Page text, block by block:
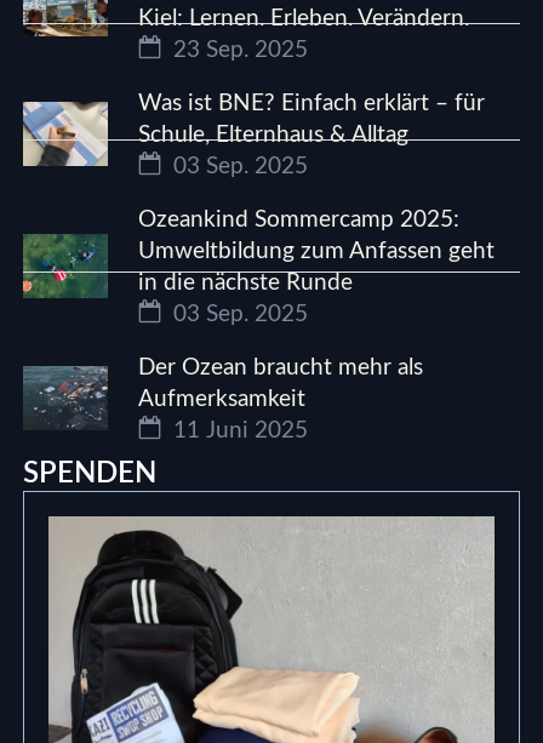
Kiel: Lernen. Erleben. Verändern.
23 Sep. 2025
Was ist BNE? Einfach erklärt – für
Schule, Elternhaus & Alltag
03 Sep. 2025
Ozeankind Sommercamp 2025:
Umweltbildung zum Anfassen geht
in die nächste Runde
03 Sep. 2025
Der Ozean braucht mehr als
Aufmerksamkeit
11 Juni 2025
SPENDEN